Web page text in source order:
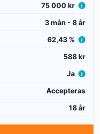
75 000 kr
3 mån - 8 år
62,43 %
588 kr
Ja
Accepteras
18 år